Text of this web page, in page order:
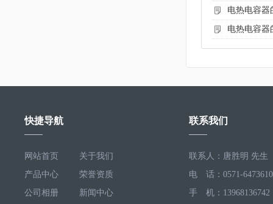
电热电容器
电热电容器
快捷导航
网站首页
关于我们
产品中心
荣誉资质
公司相册
新闻中心
联系我们
联系人：唐胜明 先生
电 话：0571-
手 机：13968136742